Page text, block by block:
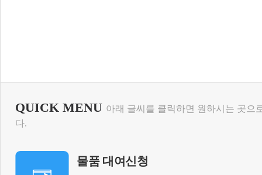
QUICK MENU 아래 글씨를 클릭하면 원하시는 곳으
다.
물품 대여신청